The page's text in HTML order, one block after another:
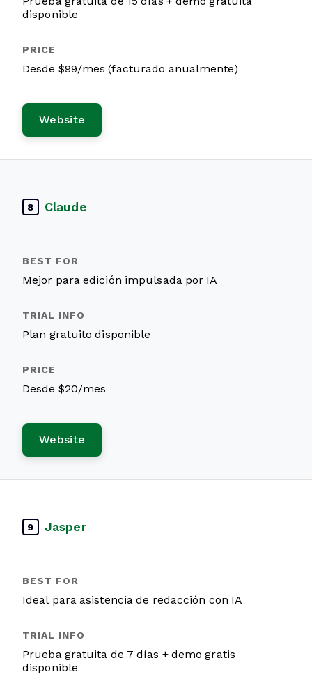
disponible
Desde $99/mes (facturado anualmente)
Website
8 Claude
Mejor para edición impulsada por IA
Plan gratuito disponible
Desde $20/mes
Website
9 Jasper
Ideal para asistencia de redacción con IA
Prueba gratuita de 7 días + demo gratis
disponible